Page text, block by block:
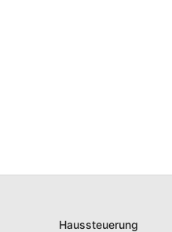
Haussteuerung